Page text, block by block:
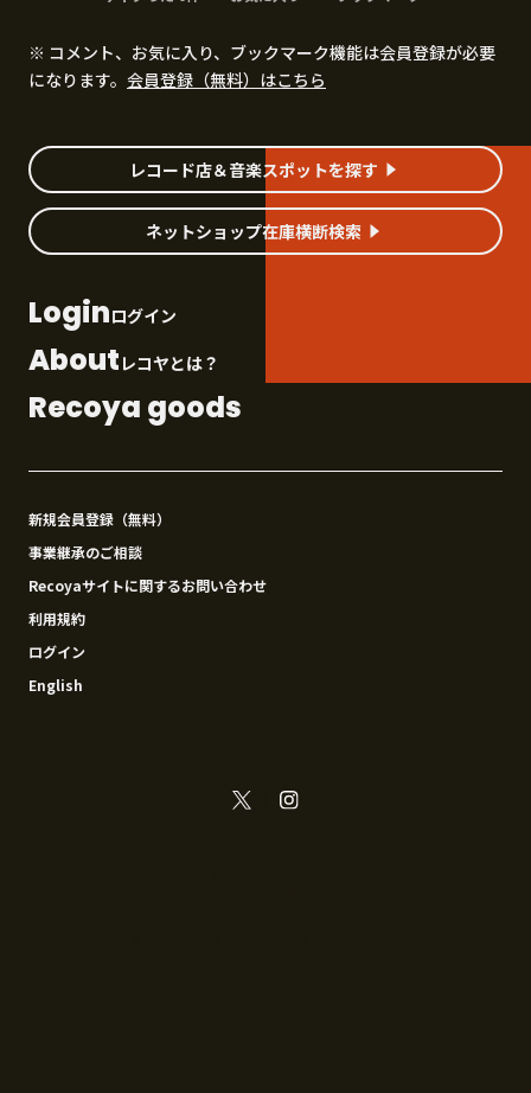
※ コメント、お気に入り、ブックマーク機能は会員登録が必要
になります。 会員登録（無料）はこちら
レコード店＆音楽スポットを探す
ネットショップ在庫横断検索
Loginログイン
About レコヤとは？
Recoya goods
新規会員登録（無料）
事業継承のご相談
Recoyaサイトに関するお問い合わせ
利用規約
ログイン
English